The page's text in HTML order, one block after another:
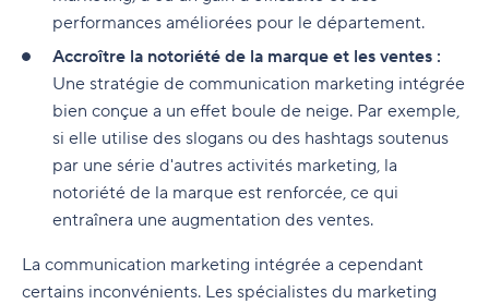
performances améliorées pour le département.
Accroître la notoriété de la marque et les ventes :
Une stratégie de communication marketing intégrée
bien conçue a un effet boule de neige. Par exemple,
si elle utilise des slogans ou des hashtags soutenus
par une série d'autres activités marketing, la
notoriété de la marque est renforcée, ce qui
entraînera une augmentation des ventes.
La communication marketing intégrée a cependant
certains inconvénients. Les spécialistes du marketing